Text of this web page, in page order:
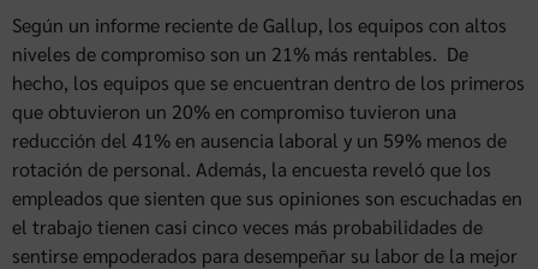
Según un informe reciente de Gallup, los equipos con altos
niveles de compromiso son un 21% más rentables. De
hecho, los equipos que se encuentran dentro de los primeros
que obtuvieron un 20% en compromiso tuvieron una
reducción del 41% en ausencia laboral y un 59% menos de
rotación de personal. Además, la encuesta reveló que los
empleados que sienten que sus opiniones son escuchadas en
el trabajo tienen casi cinco veces más probabilidades de
sentirse empoderados para desempeñar su labor de la mejor